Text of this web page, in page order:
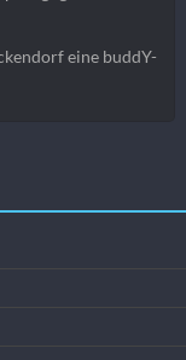
eine buddY-